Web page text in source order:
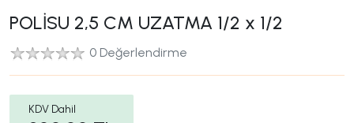
POLİSU 2,5 CM UZATMA 1/2 x 1/2
0 Değerlendirme
KDV Dahil